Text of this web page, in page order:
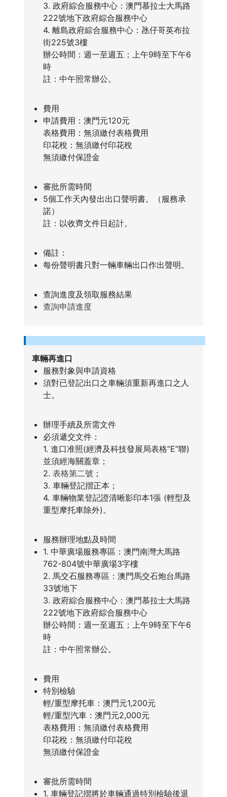
3. 政府綜合服務中心：澳門慕拉士大馬路
222號地下政府綜合服務中心
4. 離島政府綜合服務中心：氹仔哥英布拉
街225號3樓
辦公時間：週一至週五；上午9時至下午6
時
註：中午照常辦公。
費用
申請費用：澳門元120元
表格費用：無須繳付表格費用
印花稅：無須繳付印花稅
無須繳付保證金
審批所需時間
5個工作天內發出出口聲明書。（服務承
諾）
註：以收齊文件日起計。
備註：
每份聲明書只對一輛車輛出口作出聲明。
查詢進度及領取服務結果
查詢申請進度
車輛再進口
服務對象與申請資格
須對已登記出口之車輛須重新再進口之人
士。
辦理手續及所需文件
必須遞交文件：
1. 進口准照(經濟及科技發展局表格”E”聯)
並須經海關蓋章；
2. 表格第二號；
3. 車輛登記摺正本；
4. 車輛物業登記證清晰影印本1張 (輕型及
重型摩托車除外)。
服務辦理地點及時間
1. 中華廣場服務專區：澳門南灣大馬路
762-804號中華廣場3字樓
2. 馬交石服務專區：澳門馬交石炮台馬路
33號地下
3. 政府綜合服務中心：澳門慕拉士大馬路
222號地下政府綜合服務中心
辦公時間：週一至週五；上午9時至下午6
時
註：中午照常辦公。
費用
特別檢驗
輕/重型摩托車：澳門元1,200元
輕/重型汽車：澳門元2,000元
表格費用：無須繳付表格費用
印花稅：無須繳付印花稅
無須繳付保證金
審批所需時間
1. 車輛登記摺將於車輛通過特別檢驗後退